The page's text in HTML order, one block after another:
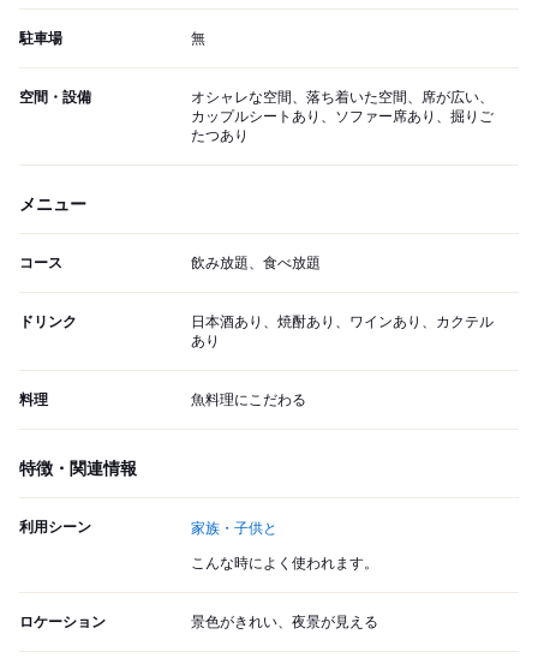
駐車場 無
空間・設備
オシャレな空間、落ち着いた空間、席が広い、
カップルシートあり、ソファー席あり、掘りご
たつあり
メニュー
コース 飲み放題、食べ放題
ドリンク
日本酒あり、焼酎あり、ワインあり、カクテル
あり
料理 魚料理にこだわる
特徴・関連情報
利用シーン 家族・子供と
こんな時によく使われます。
ロケーション 景色がきれい、夜景が見える